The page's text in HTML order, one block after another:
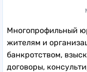
Многопрофильный
жителям и
банкротством,
договоры,